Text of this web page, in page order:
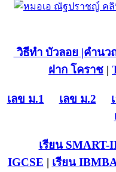
วิธีทำ บัวลอย |คำนว
ฝาก โคราช |
เลข ม.1 เลข ม.2
เรียน SMART-
IGCSE | เรียน IB